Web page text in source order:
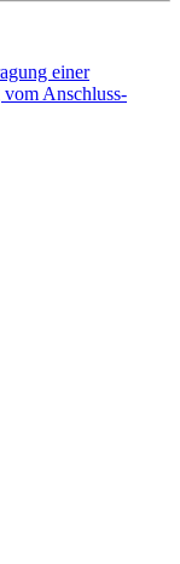
einer
Anschluss-